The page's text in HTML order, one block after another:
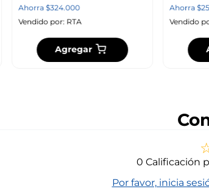
Ahorra$324.000
Vendido por: RTA
Agregar
Ahorra$
Vendido
0 Calificación
Por favor, inicia